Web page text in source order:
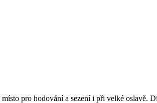
pro hodování a sezení i při velké oslavě.